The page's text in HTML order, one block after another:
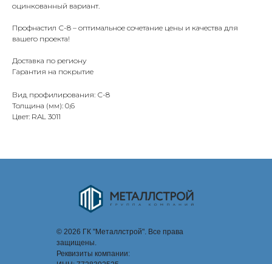
оцинкованный вариант.
Профнастил С-8 – оптимальное сочетание цены и качества для
вашего проекта!
Доставка по региону
Гарантия на покрытие
Вид профилирования: С-8
Толщина (мм): 0,6
Цвет: RAL 3011
© 2026 ГК "Металлстрой". Все права
защищены.
Реквизиты компании: